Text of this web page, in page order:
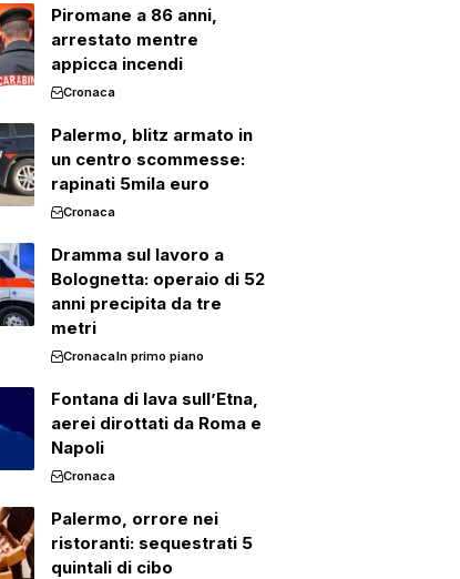
Piromane a 86 anni,
arrestato mentre
appicca incendi
Cronaca
Palermo, blitz armato in
un centro scommesse:
rapinati 5mila euro
Cronaca
Dramma sul lavoro a
Bolognetta: operaio di 52
anni precipita da tre
metri
CronacaIn primo piano
Fontana di lava sull’Etna,
aerei dirottati da Roma e
Napoli
Cronaca
Palermo, orrore nei
ristoranti: sequestrati 5
quintali di cibo